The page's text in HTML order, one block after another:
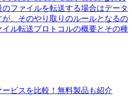
ファイルを転送する場合はデータ
、そのやり取りのルールとなるの
ル転送プロトコルの概要とその種
ビスを比較！無料製品も紹介